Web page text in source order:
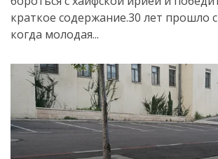
краткое содержание.30 лет прошло
когда молодая...